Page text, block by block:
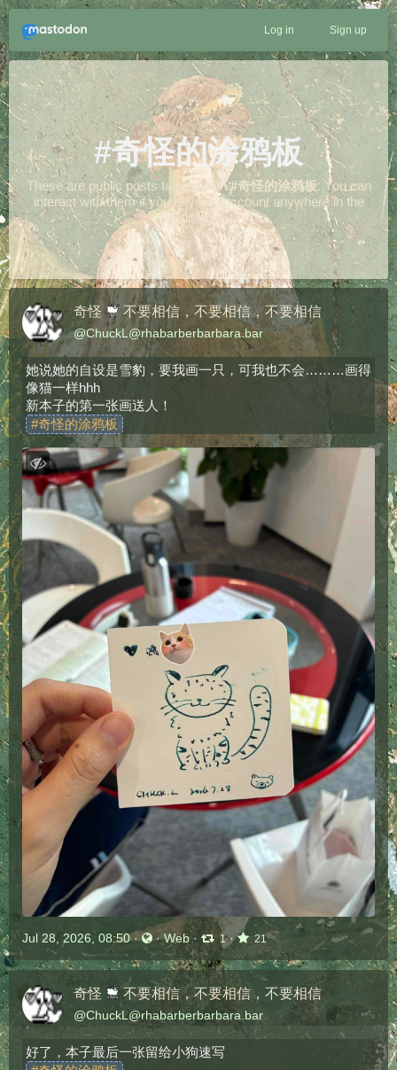
Log in Sign up
#奇怪的涂鸦板
These are public posts tagged with#奇怪的涂鸦板. You can
interact with them if you have an account anywhere in the
fediverse.
奇怪 不要相信，不要相信，不要相信
@ChuckL@rhabarberbarbara.bar
她说她的自设是雪豹，要我画一只，可我也不会………画得
像猫一样hhh
新本子的第一张画送人！
#奇怪的涂鸦板
Jul 28, 2026, 08:50· ·Web· 1· 21
奇怪 不要相信，不要相信，不要相信
@ChuckL@rhabarberbarbara.bar
好了，本子最后一张留给小狗速写